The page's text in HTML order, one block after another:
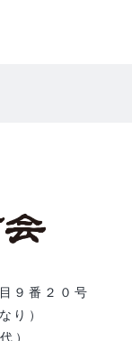
９番２０号
り）
）